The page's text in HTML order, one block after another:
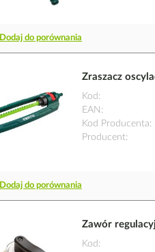
Dodaj do porównania
Zraszacz
Kod
EAN
Kod Producenta
Producent
Dodaj do porównania
Zawór
Kod